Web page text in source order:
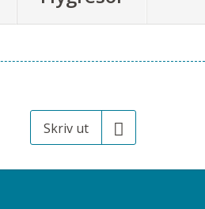
Skriv ut